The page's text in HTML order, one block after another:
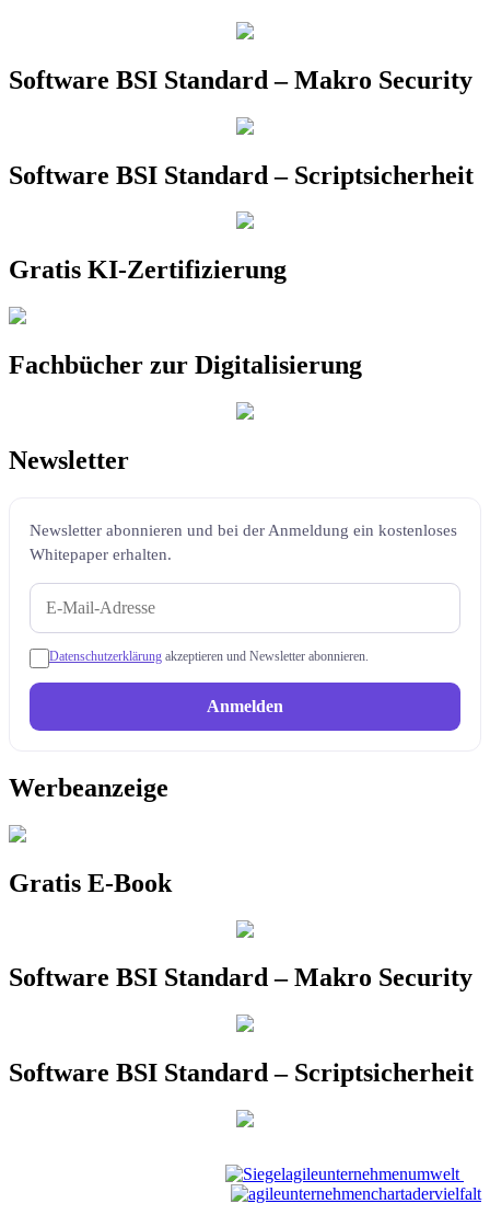
Software BSI Standard – Makro Security
Software BSI Standard – Scriptsicherheit
Gratis KI-Zertifizierung
Fachbücher zur Digitalisierung
Newsletter
Newsletter abonnieren und bei der Anmeldung ein kostenloses
Whitepaper erhalten.
Datenschutzerklärung akzeptieren und Newsletter abonnieren.
Anmelden
Werbeanzeige
Gratis E-Book
Software BSI Standard – Makro Security
Software BSI Standard – Scriptsicherheit